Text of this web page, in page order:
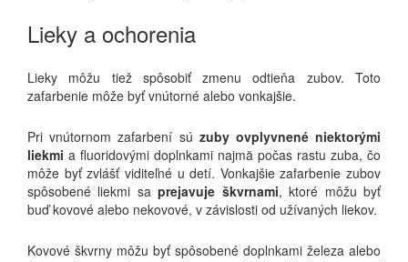
Lieky a ochorenia
Lieky môžu tiež spôsobiť zmenu odtieňa zubov. Toto
zafarbenie môže byť vnútorné alebo vonkajšie.
Pri vnútornom zafarbení sú zuby ovplyvnené niektorými
liekmi a fluoridovými doplnkami najmä počas rastu zuba, čo
môže byť zvlášť viditeľné u detí. Vonkajšie zafarbenie zubov
spôsobené liekmi saprejavuje škvrnami, ktoré môžu byť
buď kovové alebo nekovové, v závislosti od užívaných liekov.
Kovové škvrny môžu byť spôsobené doplnkami železa alebo